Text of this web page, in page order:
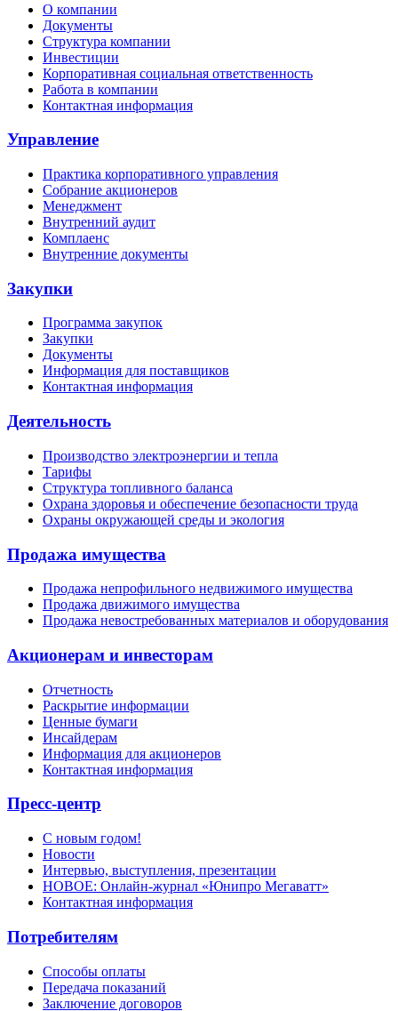
О компании
Документы
Структура компании
Инвестиции
Корпоративная социальная ответственность
Работа в компании
Контактная информация
Управление
Практика корпоративного управления
Собрание акционеров
Менеджмент
Внутренний аудит
Комплаенс
Внутренние документы
Закупки
Программа закупок
Закупки
Документы
Информация для поставщиков
Контактная информация
Деятельность
Производство электроэнергии и тепла
Тарифы
Структура топливного баланса
Охрана здоровья и обеспечение безопасности труда
Охраны окружающей среды и экология
Продажа имущества
Продажа непрофильного недвижимого имущества
Продажа движимого имущества
Продажа невостребованных материалов и оборудования
Акционерам и инвесторам
Отчетность
Раскрытие информации
Ценные бумаги
Инсайдерам
Информация для акционеров
Контактная информация
Пресс-центр
С новым годом!
Новости
Интервью, выступления, презентации
НОВОЕ: Онлайн-журнал «Юнипро Мегаватт»
Контактная информация
Потребителям
Способы оплаты
Передача показаний
Заключение договоров